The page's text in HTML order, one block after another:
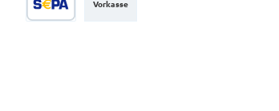
Vorkasse